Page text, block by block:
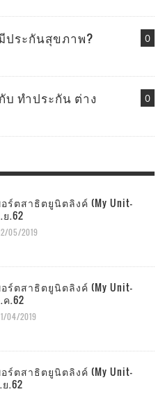
0
ประกันสุขภาพ?
0
บ ทำประกัน ต่าง
ร์ตสาธิตยูนิตลิงค์ (My Unit-
.62
05/2019
ร์ตสาธิตยูนิตลิงค์ (My Unit-
ค.62
04/2019
ร์ตสาธิตยูนิตลิงค์ (My Unit-
.62